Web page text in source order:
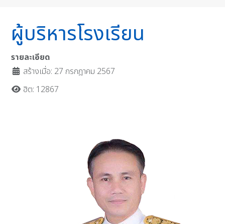
ผู้บริหารโรงเรียน
รายละเอียด
สร้างเมื่อ: 27 กรกฎาคม 2567
ฮิต: 12867